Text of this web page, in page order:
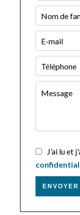
J’ai lu et
ENVOYER